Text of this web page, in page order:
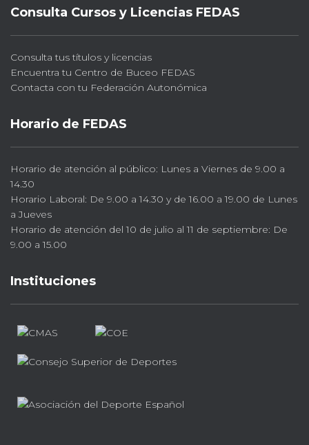
Consulta Cursos y Licencias FEDAS
Consulta tus títulos y licencias
Encuentra tu Centro de Buceo FEDAS
Contacta con tu Federación Autonómica
Horario de FEDAS
Horario de atención al público: Lunes a Viernes de 9.00 a
14.30
Horario Laboral: De 9.00 a 14.30 y de 16.00 a 19.00 de Lunes
a Jueves
Horario de atención del 10 de julio al 11 de septiembre: De
9.00 a 15.00
Instituciones